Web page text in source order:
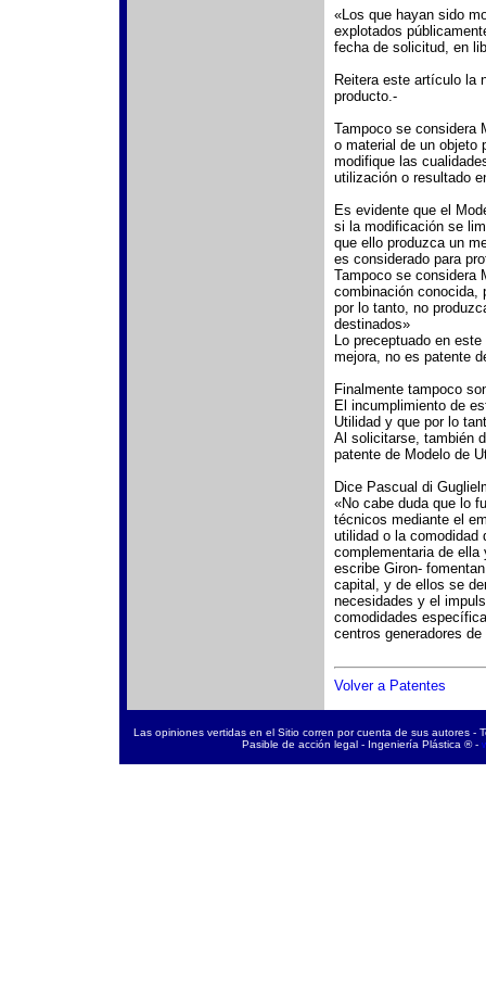
«Los que hayan sido
explotados
fecha de solicitud, en
Reitera este artículo la
producto.-
Tampoco se considera
o material de un objeto
modifique las
utilización o resultado
Es evidente que el
si la modificación se
que ello produzca un
es considerado para
Tampoco se considera
combinación conocida,
por lo tanto, no
destinados»
Lo preceptuado en
mejora, no es patente
Finalmente tampoco
El incumplimiento de
Utilidad y que por lo
Al solicitarse, también
patente de Modelo de
Dice Pascual di
«No cabe duda que lo
técnicos mediante el
utilidad o la comodidad
complementaria de
escribe Giron-
capital, y de ellos se
necesidades y el
comodidades
centros generadores
Volver a Patentes
Las opiniones vertidas en el Sitio corren por cuenta de sus autores -
Pasible de acción legal - Ingeniería Plástica ® -